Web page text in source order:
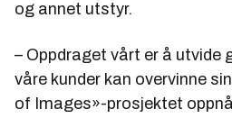
og annet utstyr.
– Oppdraget vårt er å utvide
våre kunder kan overvinne
of Images»-prosjektet